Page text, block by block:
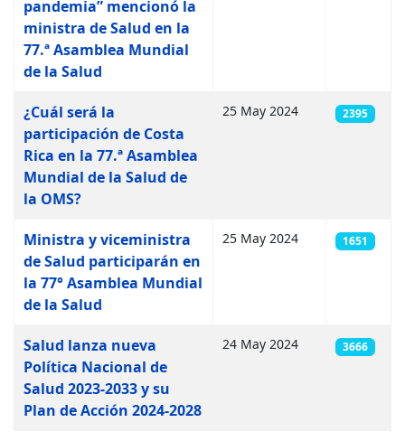
pandemia” mencionó la
ministra de Salud en la
77.ª Asamblea Mundial
de la Salud
¿Cuál será la
participación de Costa
Rica en la 77.ª Asamblea
Mundial de la Salud de
la OMS?
25 May 2024 2395
Ministra y viceministra
de Salud participarán en
la 77° Asamblea Mundial
de la Salud
25 May 2024 1651
Salud lanza nueva
Política Nacional de
Salud 2023-2033 y su
Plan de Acción 2024-2028
24 May 2024 3666